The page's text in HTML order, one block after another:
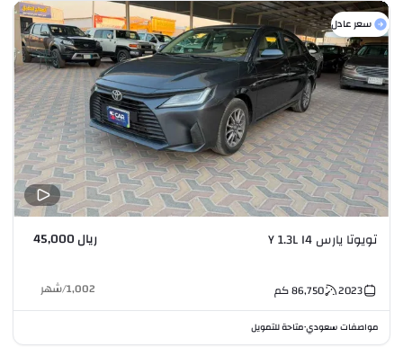
سعر عادل
تويوتا يارس Y 1.3L I4 ريال 45,000
2023
86,750كم 1,002
/شهر
مواصفات سعودي•متاحة للتمويل